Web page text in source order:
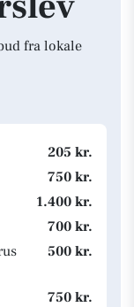
fra lokale
205 kr.
750 kr.
1.400 kr.
700 kr.
500 kr.
750 kr.